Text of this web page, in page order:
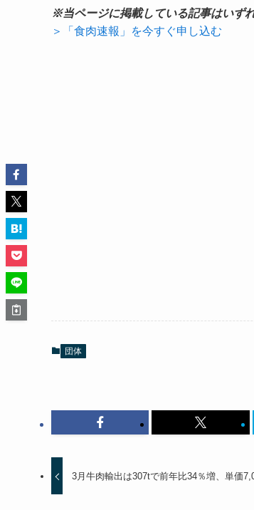
※当ページに掲載している記事はいず
＞「食肉速報」を今すぐ申し込む
団体
3月牛肉輸出は307tで前年比34％増、単価